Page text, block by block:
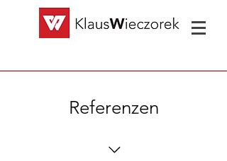
Referenzen